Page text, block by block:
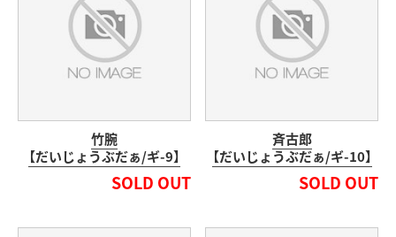
竹腕
【だいじょうぶだぁ/ギ-9】
SOLD OUT
斉古郎
【だいじょうぶだぁ/ギ-10】
SOLD OUT